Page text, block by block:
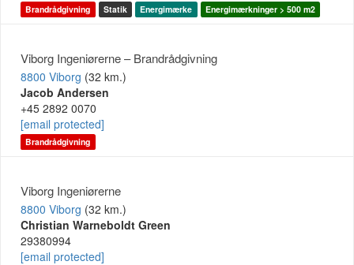
Brandrådgivning Statik Energimærke Energimærkninger > 500 m2
Viborg Ingeniørerne – Brandrådgivning
8800 Viborg (32 km.)
Jacob Andersen
+45 2892 0070
[email protected]
Brandrådgivning
Viborg Ingeniørerne
8800 Viborg (32 km.)
Christian Warneboldt Green
29380994
[email protected]